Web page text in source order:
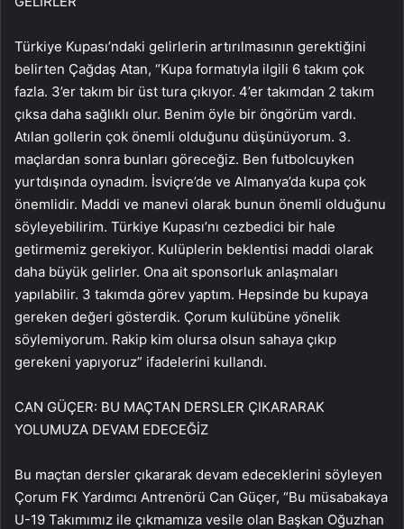
Türkiye Kupası’ndaki gelirlerin artırılmasının gerektiğini
belirten Çağdaş Atan, “Kupa formatıyla ilgili 6 takım çok
fazla. 3’er takım bir üst tura çıkıyor. 4’er takımdan 2 takım
çıksa daha sağlıklı olur. Benim öyle bir öngörüm vardı.
Atılan gollerin çok önemli olduğunu düşünüyorum. 3.
maçlardan sonra bunları göreceğiz. Ben futbolcuyken
yurtdışında oynadım. İsviçre’de ve Almanya’da kupa çok
önemlidir. Maddi ve manevi olarak bunun önemli olduğunu
söyleyebilirim. Türkiye Kupası’nı cezbedici bir hale
getirmemiz gerekiyor. Kulüplerin beklentisi maddi olarak
daha büyük gelirler. Ona ait sponsorluk anlaşmaları
yapılabilir. 3 takımda görev yaptım. Hepsinde bu kupaya
gereken değeri gösterdik. Çorum kulübüne yönelik
söylemiyorum. Rakip kim olursa olsun sahaya çıkıp
gerekeni yapıyoruz” ifadelerini kullandı.
CAN GÜÇER: BU MAÇTAN DERSLER ÇIKARARAK
YOLUMUZA DEVAM EDECEĞİZ
Bu maçtan dersler çıkararak devam edeceklerini söyleyen
Çorum FK Yardımcı Antrenörü Can Güçer, “Bu müsabakaya
U-19 Takımımız ile çıkmamıza vesile olan Başkan Oğuzhan